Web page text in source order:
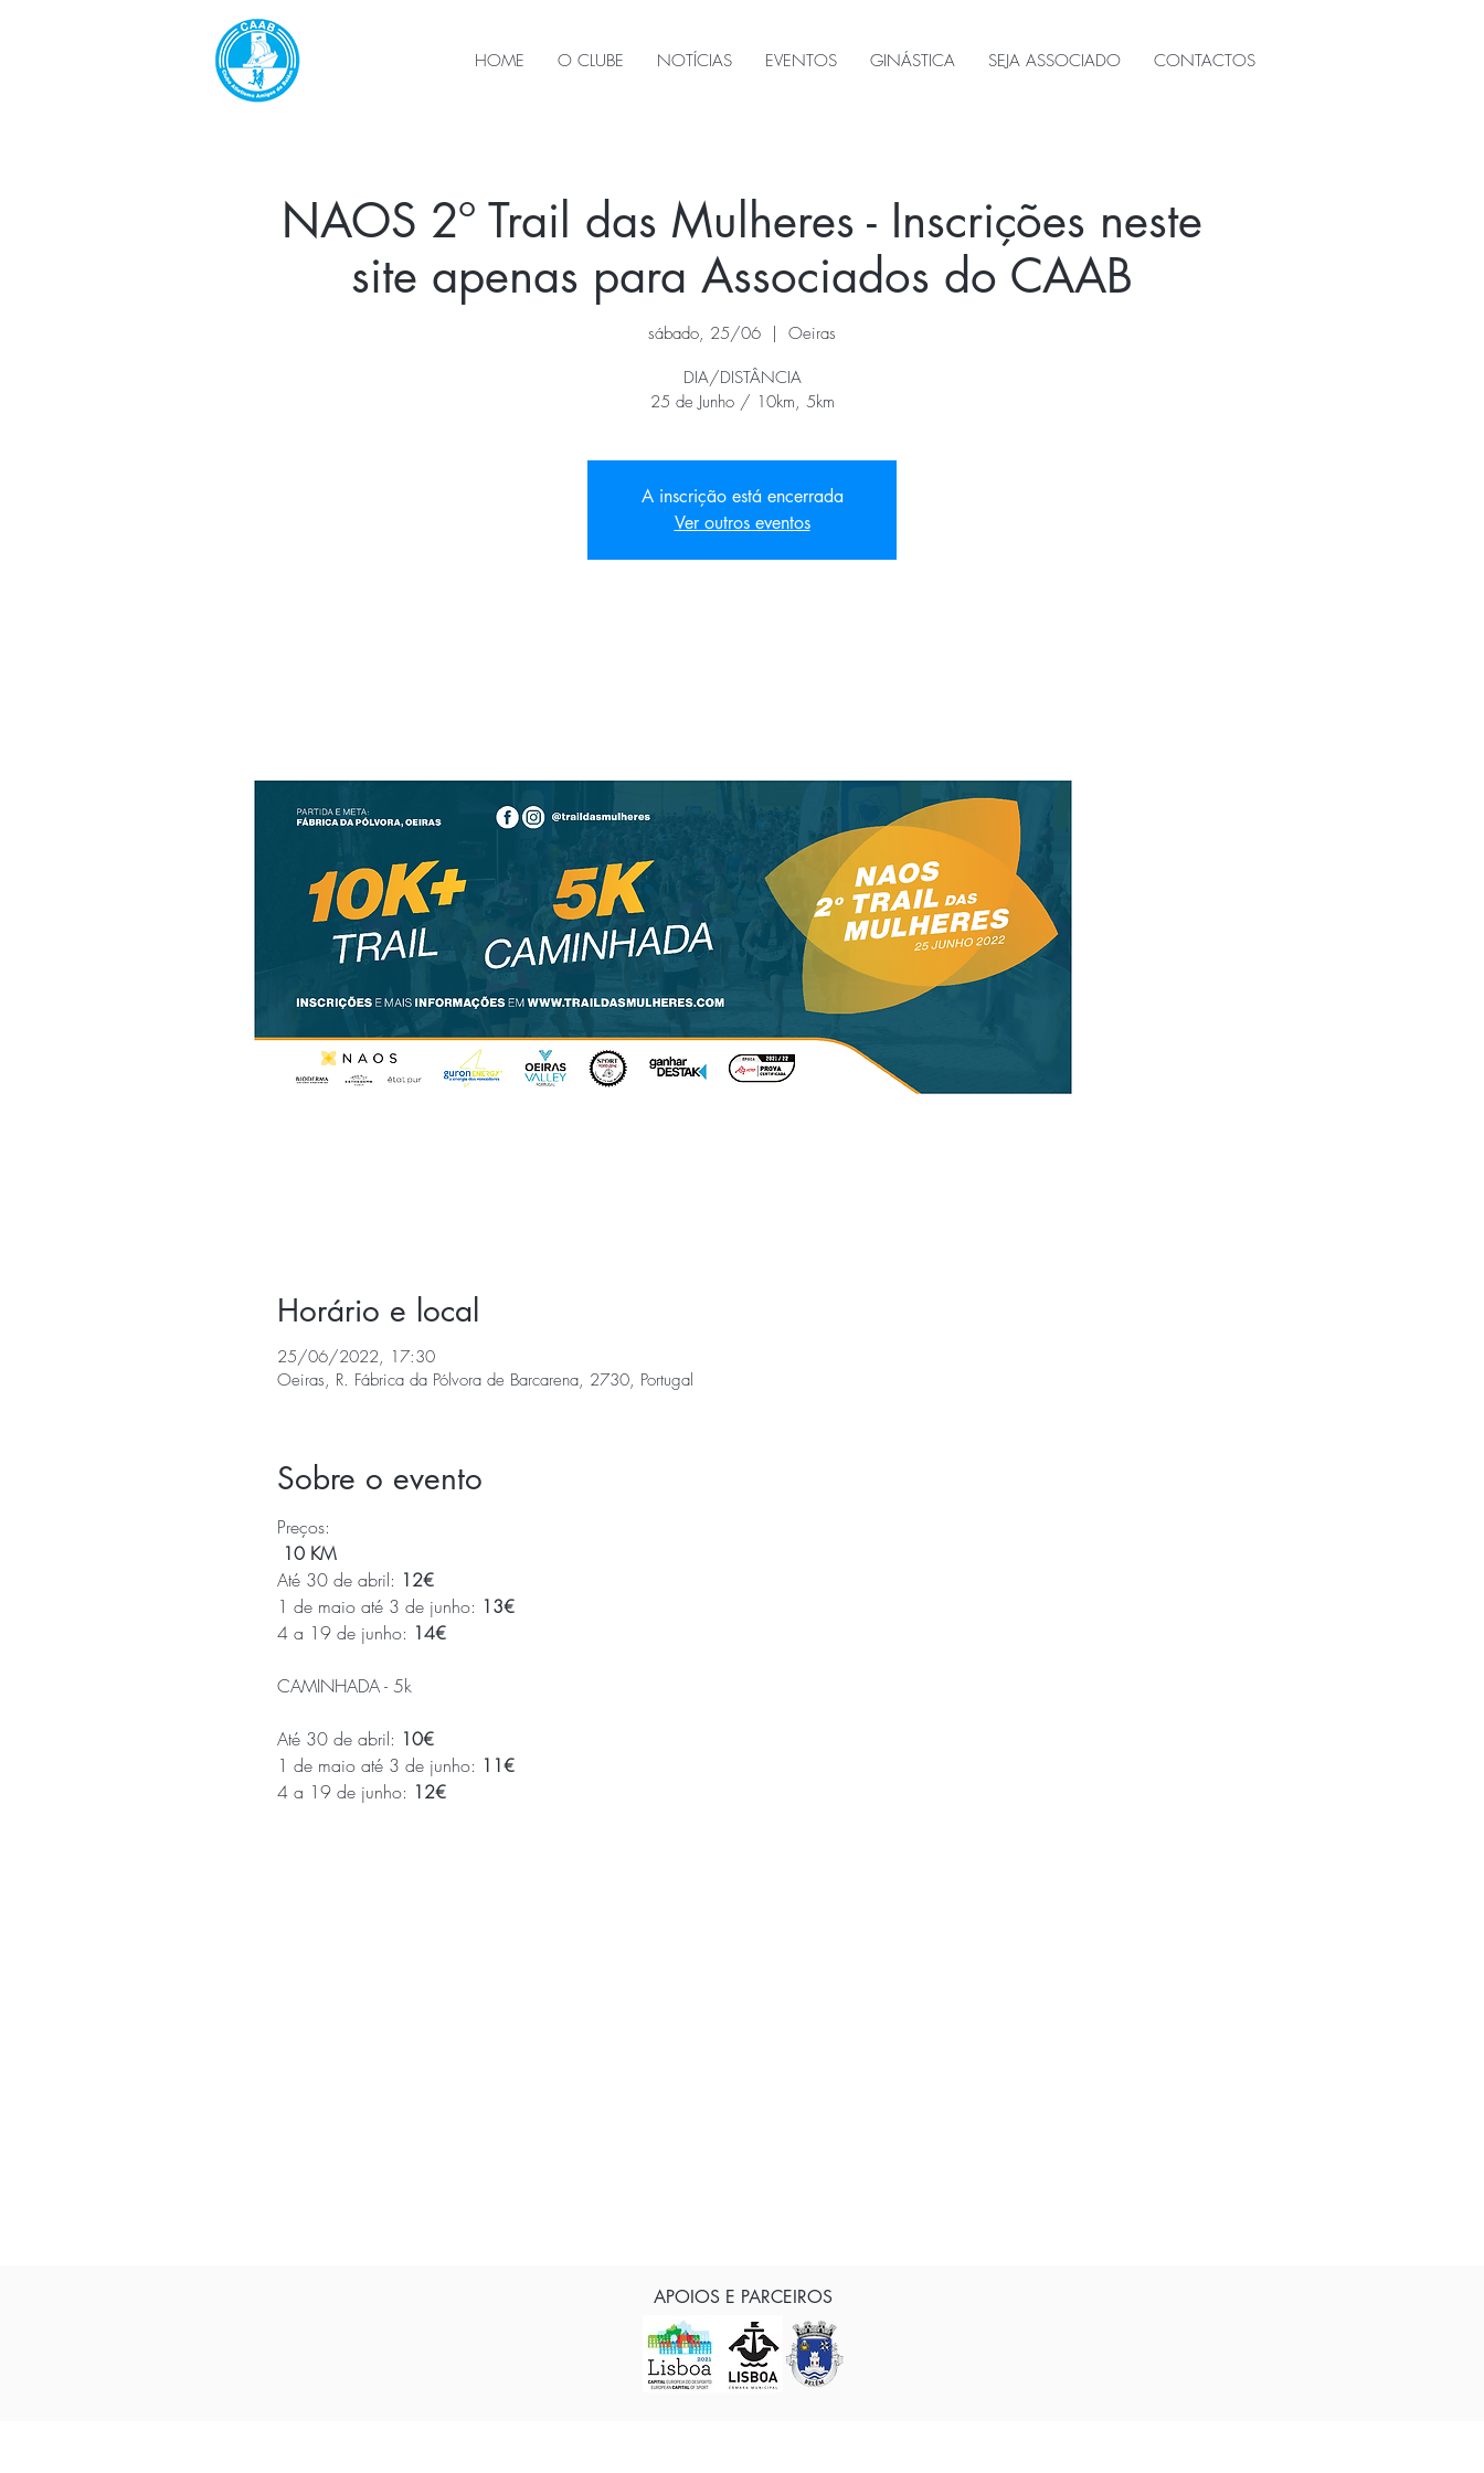
HOME O CLUBE NOTÍCIAS EVENTOS GINÁSTICA SEJA ASSOCIADO CONTACTOS
NAOS 2º Trail das Mulheres - Inscrições neste
site apenas para Associados do CAAB
sábado, 25/06
  |
Oeiras
DIA/DISTÂNCIA
25 de Junho / 10km, 5km
A inscrição está encerrada
Ver outros eventos
Horário e local
25/06/2022, 17:30
Oeiras, R. Fábrica da Pólvora de Barcarena, 2730, Portugal
Sobre o evento
Preços:
10 KM
Até 30 de abril: 12€
1 de maio até 3 de junho: 13€
4 a 19 de junho: 14€
CAMINHADA - 5k
Até 30 de abril: 10€
1 de maio até 3 de junho: 11€
4 a 19 de junho: 12€
APOIOS E PARCEIROS